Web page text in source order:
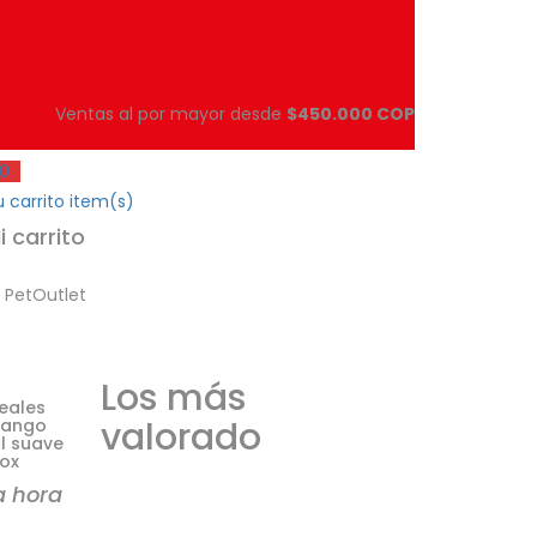
Ventas al por mayor desde $450.000 COP
carrito
0
item(s)
carrito
PetOutlet
suave
hora
Los más
valorado